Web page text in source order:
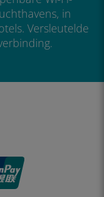
in
Versleutelde